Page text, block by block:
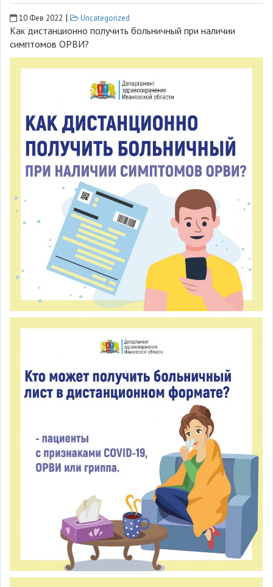
10 Фев 2022 | Uncategorized
Как дистанционно получить больничный при наличии
симптомов ОРВИ?